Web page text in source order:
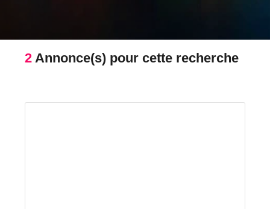
2 Annonce(s) pour cette recherche